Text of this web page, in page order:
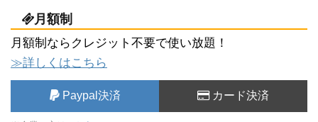
月額制
月額制ならクレジット不要で使い放題！
≫詳しくはこちら
Paypal決済 カード決済